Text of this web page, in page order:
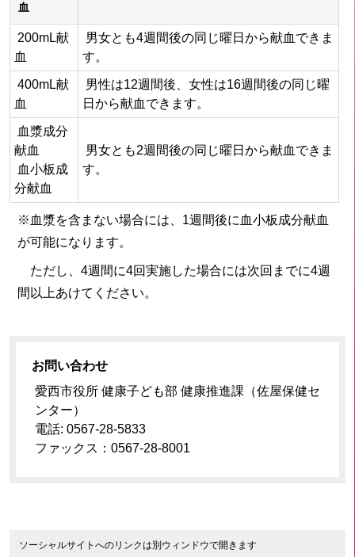
血
200mL献
血
男女とも4週間後の同じ曜日から献血できま
す。
400mL献
血
男性は12週間後、女性は16週間後の同じ曜
日から献血できます。
血漿成分
献血
血小板成
分献血
男女とも2週間後の同じ曜日から献血できま
す。
※血漿を含まない場合には、1週間後に血小板成分献血
が可能になります。
ただし、4週間に4回実施した場合には次回までに4週
間以上あけてください。
お問い合わせ
愛西市役所 健康子ども部 健康推進課（佐屋保健セ
ンター）
電話: 0567-28-5833
ファックス：0567-28-8001
ソーシャルサイトへのリンクは別ウィンドウで開きます